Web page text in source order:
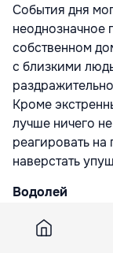
События дня
неоднозначное
собственном
с близкими
Кроме
лучше ничего
реагировать на
наверстать
Водолей
Для Водолеев
пищу для